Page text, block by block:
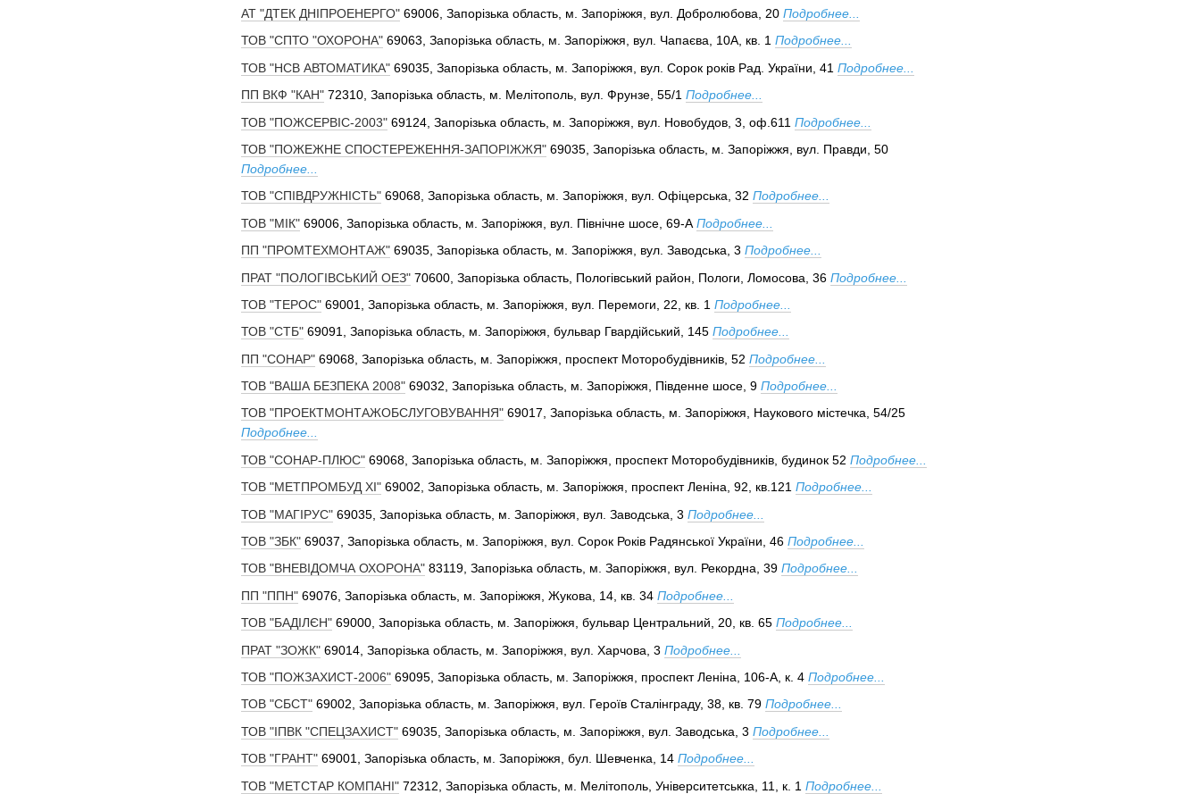
АТ "ДТЕК ДНІПРОЕНЕРГО" 69006, Запорізька область, м. Запоріжжя, вул. Добролюбова, 20 Подробнее...
ТОВ "СПТО "ОХОРОНА" 69063, Запорізька область, м. Запоріжжя, вул. Чапаєва, 10А, кв. 1 Подробнее...
ТОВ "НСВ АВТОМАТИКА" 69035, Запорізька область, м. Запоріжжя, вул. Сорок років Рад. України, 41 Подробнее...
ПП ВКФ "КАН" 72310, Запорізька область, м. Мелітополь, вул. Фрунзе, 55/1 Подробнее...
ТОВ "ПОЖСЕРВІС-2003" 69124, Запорізька область, м. Запоріжжя, вул. Новобудов, 3, оф.611 Подробнее...
ТОВ "ПОЖЕЖНЕ СПОСТЕРЕЖЕННЯ-ЗАПОРІЖЖЯ" 69035, Запорізька область, м. Запоріжжя, вул. Правди, 50
Подробнее...
ТОВ "СПІВДРУЖНІСТЬ" 69068, Запорізька область, м. Запоріжжя, вул. Офіцерська, 32 Подробнее...
ТОВ "МІК" 69006, Запорізька область, м. Запоріжжя, вул. Північне шосе, 69-А Подробнее...
ПП "ПРОМТЕХМОНТАЖ" 69035, Запорізька область, м. Запоріжжя, вул. Заводська, 3 Подробнее...
ПРАТ "ПОЛОГІВСЬКИЙ ОЕЗ" 70600, Запорізька область, Пологівський район, Пологи, Ломосова, 36 Подробнее...
ТОВ "ТЕРОС" 69001, Запорізька область, м. Запоріжжя, вул. Перемоги, 22, кв. 1 Подробнее...
ТОВ "СТБ" 69091, Запорізька область, м. Запоріжжя, бульвар Гвардійський, 145 Подробнее...
ПП "СОНАР" 69068, Запорізька область, м. Запоріжжя, проспект Моторобудівників, 52 Подробнее...
ТОВ "ВАША БЕЗПЕКА 2008" 69032, Запорізька область, м. Запоріжжя, Південне шосе, 9 Подробнее...
ТОВ "ПРОЕКТМОНТАЖОБСЛУГОВУВАННЯ" 69017, Запорізька область, м. Запоріжжя, Наукового містечка, 54/25
Подробнее...
ТОВ "СОНАР-ПЛЮС" 69068, Запорізька область, м. Запоріжжя, проспект Моторобудівників, будинок 52 Подробнее...
ТОВ "МЕТПРОМБУД ХІ" 69002, Запорізька область, м. Запоріжжя, проспект Леніна, 92, кв.121 Подробнее...
ТОВ "МАГІРУС" 69035, Запорізька область, м. Запоріжжя, вул. Заводська, 3 Подробнее...
ТОВ "ЗБК" 69037, Запорізька область, м. Запоріжжя, вул. Сорок Років Радянської України, 46 Подробнее...
ТОВ "ВНЕВІДОМЧА ОХОРОНА" 83119, Запорізька область, м. Запоріжжя, вул. Рекордна, 39 Подробнее...
ПП "ППН" 69076, Запорізька область, м. Запоріжжя, Жукова, 14, кв. 34 Подробнее...
ТОВ "БАДІЛЄН" 69000, Запорізька область, м. Запоріжжя, бульвар Центральний, 20, кв. 65 Подробнее...
ПРАТ "ЗОЖК" 69014, Запорізька область, м. Запоріжжя, вул. Харчова, 3 Подробнее...
ТОВ "ПОЖЗАХИСТ-2006" 69095, Запорізька область, м. Запоріжжя, проспект Леніна, 106-А, к. 4 Подробнее...
ТОВ "СБСТ" 69002, Запорізька область, м. Запоріжжя, вул. Героїв Сталінграду, 38, кв. 79 Подробнее...
ТОВ "ІПВК "СПЕЦЗАХИСТ" 69035, Запорізька область, м. Запоріжжя, вул. Заводська, 3 Подробнее...
ТОВ "ГРАНТ" 69001, Запорізька область, м. Запоріжжя, бул. Шевченка, 14 Подробнее...
ТОВ "МЕТСТАР КОМПАНІ" 72312, Запорізька область, м. Мелітополь, Університетськка, 11, к. 1 Подробнее...